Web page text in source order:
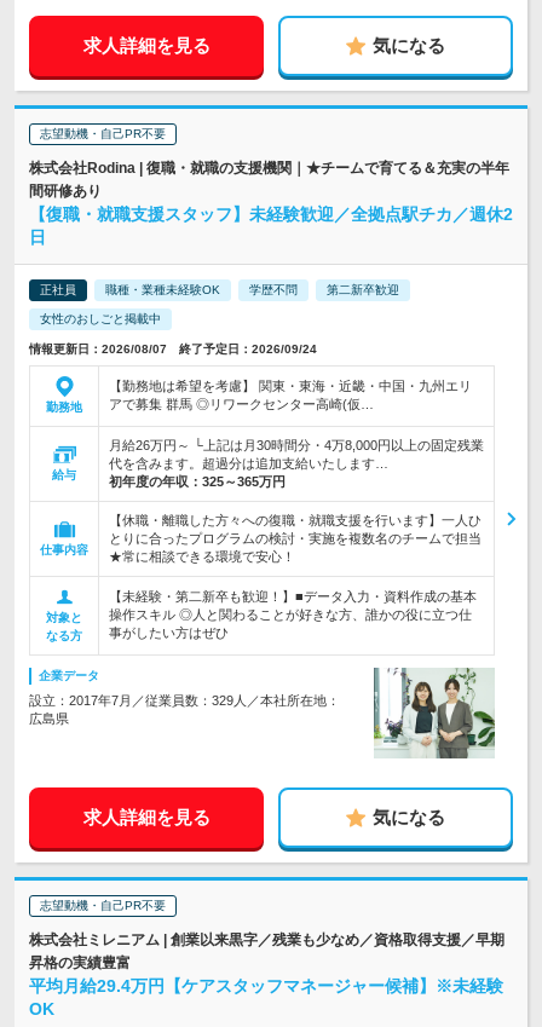
求人詳細を見る 気になる
志望動機・自己PR不要
株式会社Rodina | 復職・就職の支援機関｜★チームで育てる＆充実の半年
間研修あり
【復職・就職支援スタッフ】未経験歓迎／全拠点駅チカ／週休2
日
正社員 職種・業種未経験OK 学歴不問 第二新卒歓迎
女性のおしごと掲載中
情報更新日：2026/08/07 終了予定日：2026/09/24
勤務地
【勤務地は希望を考慮】 関東・東海・近畿・中国・九州エリ
アで募集 群馬 ◎リワークセンター高崎(仮…
給与
月給26万円～ └上記は月30時間分・4万8,000円以上の固定残業
代を含みます。超過分は追加支給いたします…
初年度の年収： 325～365万円
仕事内容
【休職・離職した方々への復職・就職支援を行います】一人ひ
とりに合ったプログラムの検討・実施を複数名のチームで担当
★常に相談できる環境で安心！
対象と
なる方
【未経験・第二新卒も歓迎！】■データ入力・資料作成の基本
操作スキル ◎人と関わることが好きな方、誰かの役に立つ仕
事がしたい方はぜひ
企業データ
設立：2017年7月／従業員数：329人／本社所在地：
広島県
求人詳細を見る 気になる
志望動機・自己PR不要
株式会社ミレニアム | 創業以来黒字／残業も少なめ／資格取得支援／早期
昇格の実績豊富
平均月給29.4万円【ケアスタッフマネージャー候補】※未経験
OK